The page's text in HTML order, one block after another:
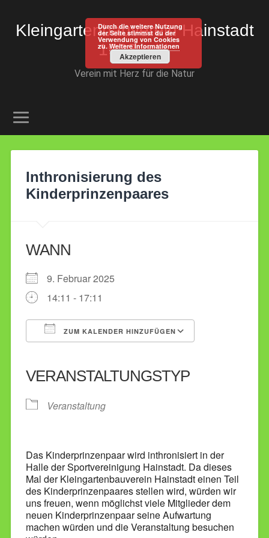
Kleingartenbauverein Hainstadt
1923 e.V.
Verein mit Herz für die Natur
Inthronisierung des
Kinderprinzenpaares
WANN
9. Februar 2025
14:11 - 17:11
ZUM KALENDER HINZUFÜGEN
VERANSTALTUNGSTYP
Veranstaltung
Das Kinderprinzenpaar wird inthronisiert in der
Halle der Sportvereinigung Hainstadt. Da dieses
Mal der Kleingartenbauverein Hainstadt einen Teil
des Kinderprinzenpaares stellen wird, würden wir
uns freuen, wenn möglichst viele Mitglieder dem
neuen Kinderprinzenpaar seine Aufwartung
machen würden und die Veranstaltung besuchen
Durch die weitere Nutzung
der Seite stimmst du der
Verwendung von Cookies
zu. Weitere Informationen
Akzeptieren